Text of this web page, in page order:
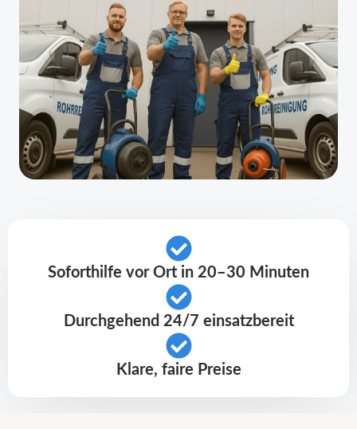
Soforthilfe vor Ort in 20–30 Minuten
Durchgehend 24/7 einsatzbereit
Klare, faire Preise